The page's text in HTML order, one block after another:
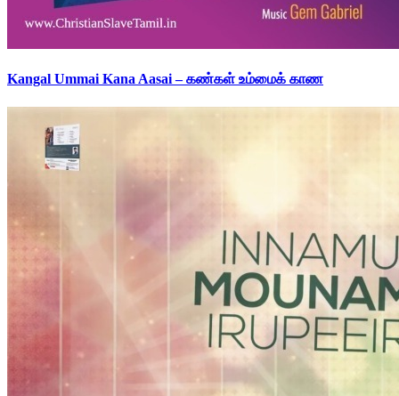
Kangal Ummai Kana Aasai – கண்கள் உம்மைக் காண